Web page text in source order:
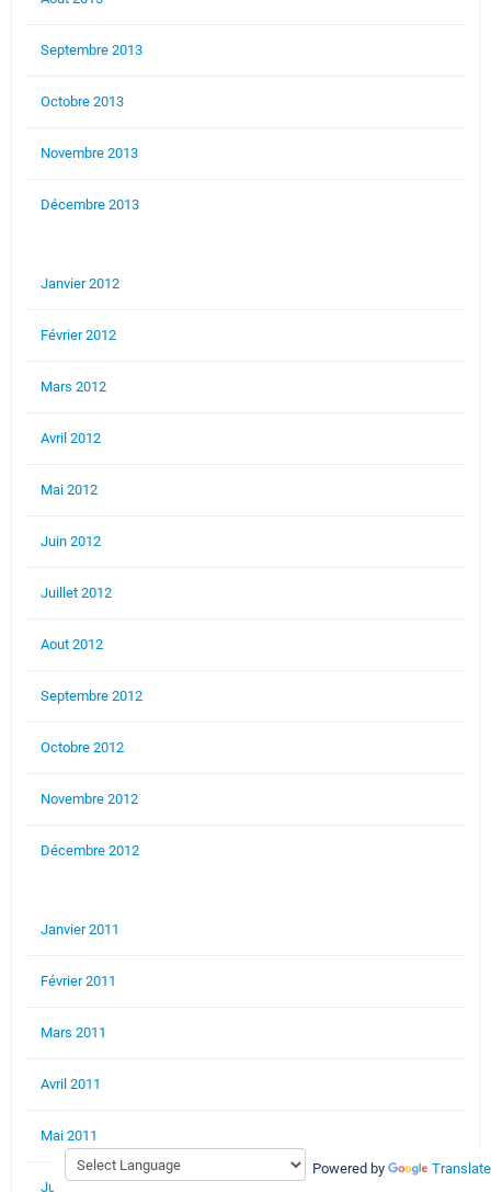
Septembre 2013
Octobre 2013
Novembre 2013
Décembre 2013
Janvier 2012
Février 2012
Mars 2012
Avril 2012
Mai 2012
Juin 2012
Juillet 2012
Aout 2012
Septembre 2012
Octobre 2012
Novembre 2012
Décembre 2012
Janvier 2011
Février 2011
Mars 2011
Avril 2011
Mai 2011
Juin 2011
Powered by Translate